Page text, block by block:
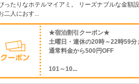
ったりなホテルマイアミ。 リーズナブルな金額
二人におす...
★宿泊割引クーポン★
土曜日・連休の20時～22時59
通常料金から500円OFF
101～10...